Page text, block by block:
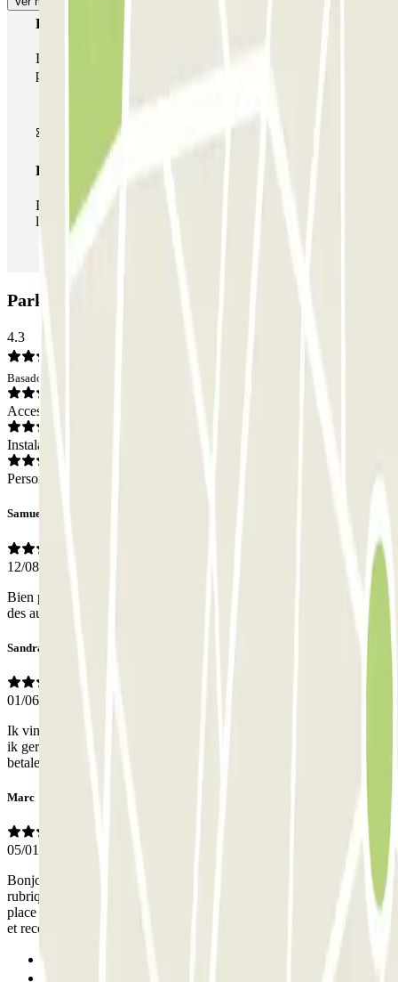
Pase multiparking
Durante tu estancia podrás hacer uso de toda la red de
parkings de este operador disponibles en Parclick.
Pase ilimitado
Durante tu estancia podrás entrar y salir del parking todas
las veces que quieras.
Parking INDIGO Coeur de Ville: Opiniones
4.3
Basado en 22 opiniones
Acceso
Instalaciones
Personal
Samuel
12/08/2025
Bien placé au coeur de Vincennes, Pratique. Tarif élevé au regard
des autres parkings à proximité.
Sandra
01/06/2025
Ik vind het een beetje gek dat ik niet verzekerd ben van een plek als
ik gereserveerd en betaald heb. Wat is dan het nut van vantevoren
betalen?
Marc
05/01/2025
Bonjour, je n'ai vu personne en fait aussi il m'est difficile d'évaluer la
rubrique personnel. Mais tout a bien fonctionné , il y avait de la
place même pour mon véhicule qui est un SUV. Je suis très satisfait
et recommande.